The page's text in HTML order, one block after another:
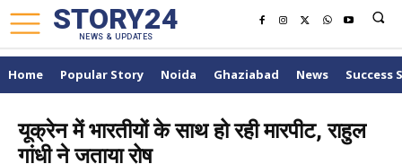
STORY24
NEWS & UPDATES
Home Popular Story Noida Ghaziabad News Success
यूक्रेन में भारतीयों के साथ हो रही मारपीट, राहुल
गांधी ने जताया रोष